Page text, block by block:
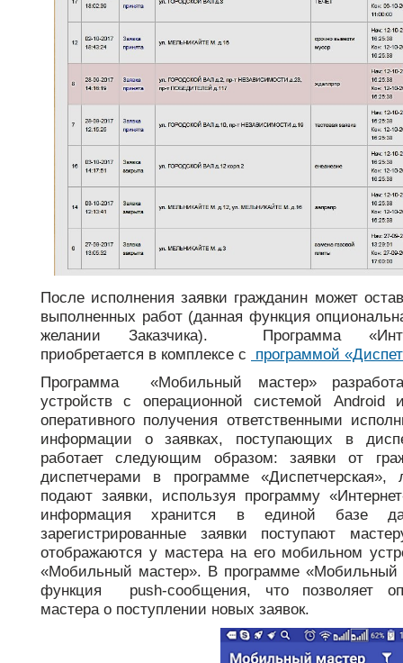
После исполнения заявки гражданин может
выполненных работ (данная функция
желании Заказчика). Программа
приобретается в комплексе с программой
Программа «Мобильный мастер»
устройств с операционной системой Android
оперативного получения ответственными
информации о заявках, поступающих в
работает следующим образом: заявки от
диспетчерами в программе
подают заявки, используя программу
информация хранится в единой базе
зарегистрированные заявки поступают
отображаются у мастера на его мобильном
«Мобильный мастер». В программе «Мобильный
функция push-сообщения, что позволяет
мастера о поступлении новых заявок.